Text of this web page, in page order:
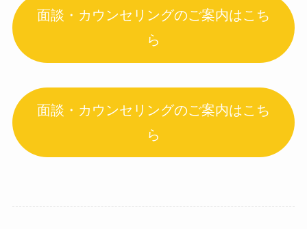
面談・カウンセリングのご案内はこち
ら
面談・カウンセリングのご案内はこち
ら